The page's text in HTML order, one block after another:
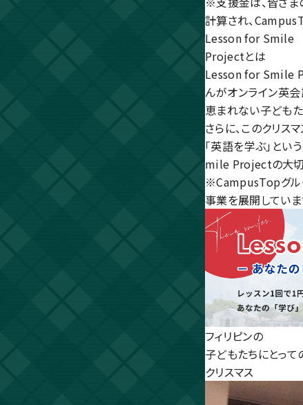
計算され、
Lesson for Smile
Projectとは
Lesson for Smile
んがオンライン英会
恵まれない子ども
さらに、このクリス
「英語を学ぶ」とい
mile Projectの大切
※CampusTopグル
事業を展開していま
フィリピンの
子どもたちにとって
クリスマス